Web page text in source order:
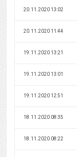
20.11.2020 13:02
20.11.2020 11:44
19.11.2020 13:21
19.11.2020 13:01
19.11.2020 12:51
18.11.2020 08:35
18.11.2020 08:22